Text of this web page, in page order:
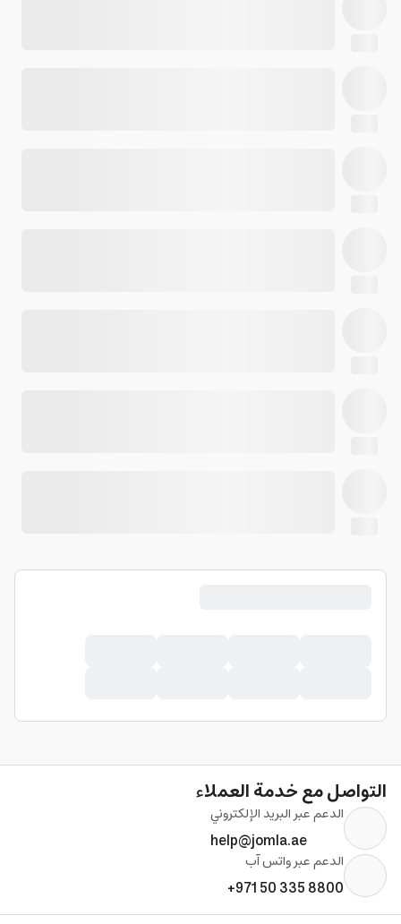
التواصل مع خدمة العملاء
الدعم عبر البريد الإلكتروني
help@jomla.ae
الدعم عبر واتس آب
+971 50 335 8800